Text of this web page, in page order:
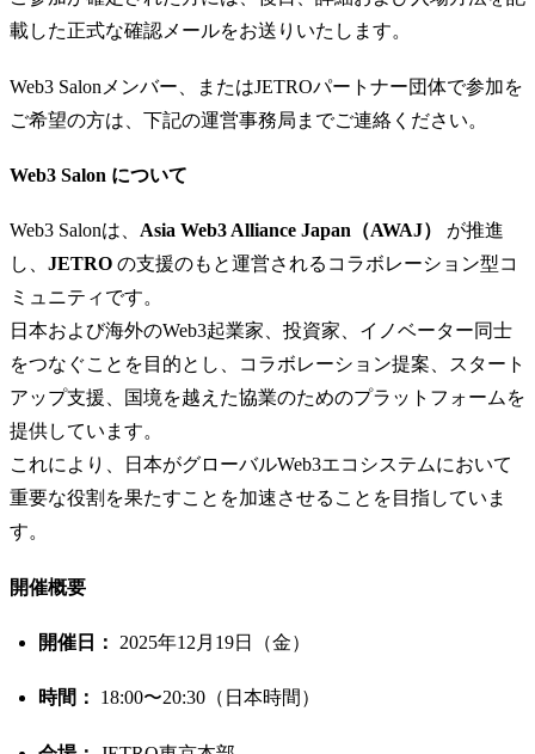
載した正式な確認メールをお送りいたします。
​Web3 Salonメンバー、またはJETROパートナー団体で参加を
ご希望の方は、下記の運営事務局までご連絡ください。
​Web3 Salon について
​Web3 Salonは、 Asia Web3 Alliance Japan（AWAJ）
が推進
し、 JETRO の支援のもと運営されるコラボレーション型コ
ミュニティです。
日本および海外のWeb3起業家、投資家、イノベーター同士
をつなぐことを目的とし、コラボレーション提案、スタート
アップ支援、国境を越えた協業のためのプラットフォームを
提供しています。
これにより、日本がグローバルWeb3エコシステムにおいて
重要な役割を果たすことを加速させることを目指していま
す。
​開催概要
開催日： 2025年12月19日（金）
時間： 18:00〜20:30（日本時間）